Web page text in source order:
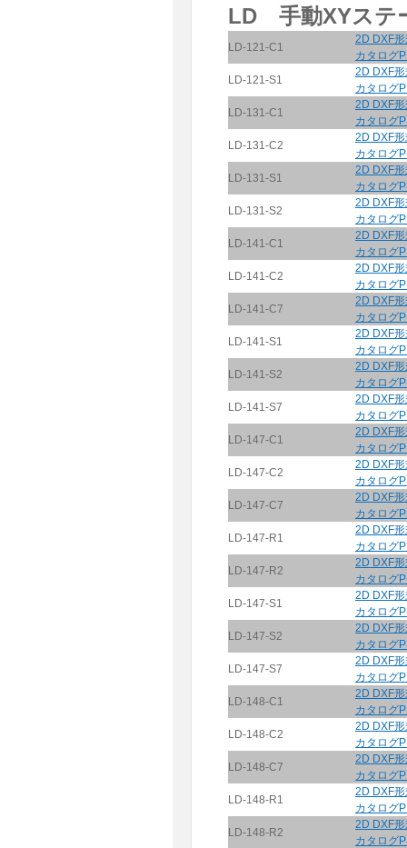
LD 手動XYステ
LD-121-C1
2D DXF
カタログ
LD-121-S1
2D DXF
カタログ
LD-131-C1
2D DXF
カタログ
LD-131-C2
2D DXF
カタログ
LD-131-S1
2D DXF
カタログ
LD-131-S2
2D DXF
カタログ
LD-141-C1
2D DXF
カタログ
LD-141-C2
2D DXF
カタログ
LD-141-C7
2D DXF
カタログ
LD-141-S1
2D DXF
カタログ
LD-141-S2
2D DXF
カタログ
LD-141-S7
2D DXF
カタログ
LD-147-C1
2D DXF
カタログ
LD-147-C2
2D DXF
カタログ
LD-147-C7
2D DXF
カタログ
LD-147-R1
2D DXF
カタログ
LD-147-R2
2D DXF
カタログ
LD-147-S1
2D DXF
カタログ
LD-147-S2
2D DXF
カタログ
LD-147-S7
2D DXF
カタログ
LD-148-C1
2D DXF
カタログ
LD-148-C2
2D DXF
カタログ
LD-148-C7
2D DXF
カタログ
LD-148-R1
2D DXF
カタログ
LD-148-R2
2D DXF
カタログ